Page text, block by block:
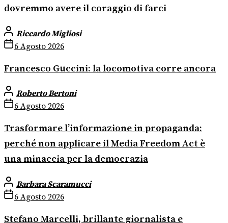
dovremmo avere il coraggio di farci
Riccardo Migliosi
6 Agosto 2026
Francesco Guccini: la locomotiva corre ancora
Roberto Bertoni
6 Agosto 2026
Trasformare l’informazione in propaganda:
perché non applicare il Media Freedom Act è
una minaccia per la democrazia
Barbara Scaramucci
6 Agosto 2026
Stefano Marcelli, brillante giornalista e